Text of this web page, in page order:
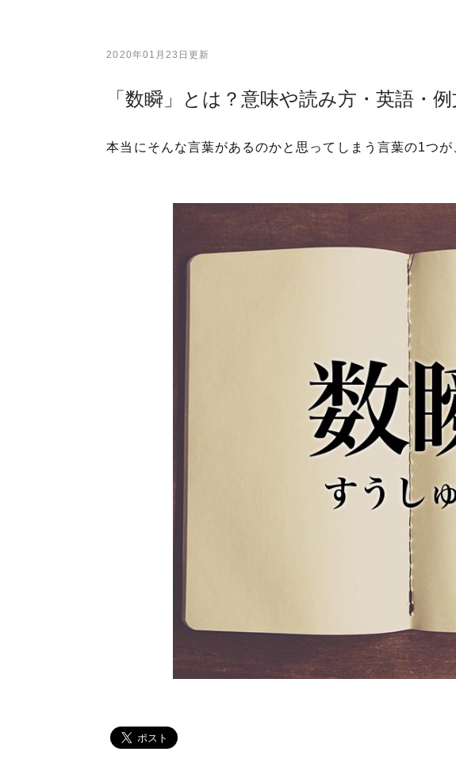
2020年01月23日更新
「数瞬」とは？意味や読み方・英語・
本当にそんな言葉があるのかと思ってしまう言葉の1つが